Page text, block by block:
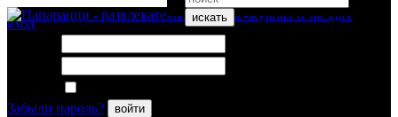
искать
вход
Забыли пароль?
войти